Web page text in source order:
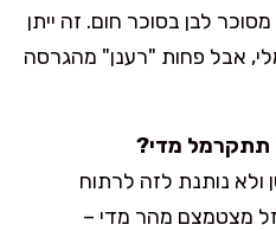
לבן בסוכר חום. זה ייתן
אבל פחות "רענן" מהגרסה
תתקרמל מדי?
ולא נותנת לזה לרתוח
מצטמצם מהר מדי –